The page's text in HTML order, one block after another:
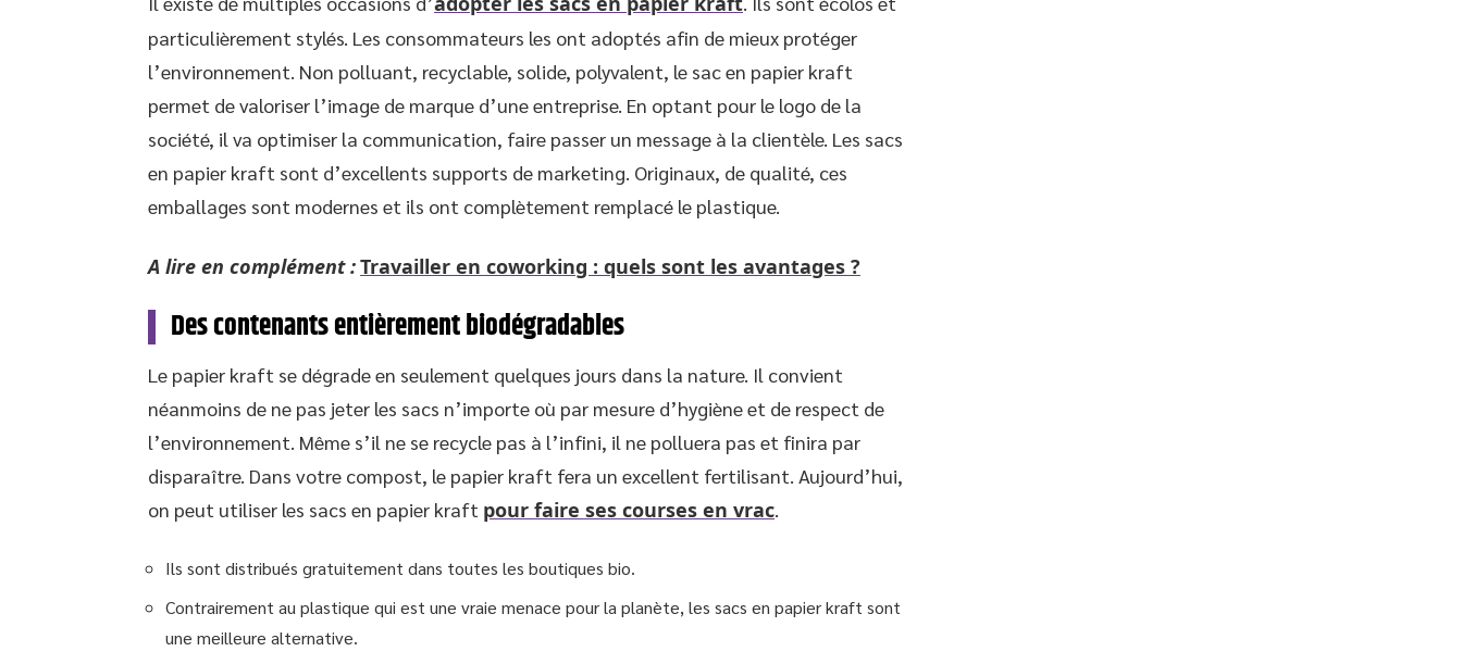
particulièrement stylés. Les consommateurs les ont adoptés afin de mieux protéger
l’environnement. Non polluant, recyclable, solide, polyvalent, le sac en papier kraft
permet de valoriser l’image de marque d’une entreprise. En optant pour le logo de la
société, il va optimiser la communication, faire passer un message à la clientèle. Les sacs
en papier kraft sont d’excellents supports de marketing. Originaux, de qualité, ces
emballages sont modernes et ils ont complètement remplacé le plastique.
A lire en complément :Travailler en coworking : quels sont les avantages ?
Des contenants entièrement biodégradables
Le papier kraft se dégrade en seulement quelques jours dans la nature. Il convient
néanmoins de ne pas jeter les sacs n’importe où par mesure d’hygiène et de respect de
l’environnement. Même s’il ne se recycle pas à l’infini, il ne polluera pas et finira par
disparaître. Dans votre compost, le papier kraft fera un excellent fertilisant. Aujourd’hui,
on peut utiliser les sacs en papier kraft pour faire ses courses en vrac.
Ils sont distribués gratuitement dans toutes les boutiques bio.
Contrairement au plastique qui est une vraie menace pour la planète, les sacs en papier kraft sont
une meilleure alternative.